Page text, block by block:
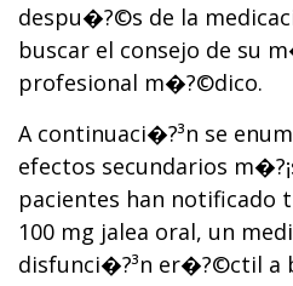
despu�?©s de la
buscar el consejo de su
profesional m�?©dico.
A continuaci�?³n se
efectos secundarios
pacientes han notificado
100 mg jalea oral, un
disfunci�?³n er�?©ctil a